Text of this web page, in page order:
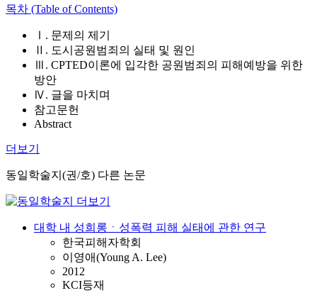
목차 (Table of Contents)
Ⅰ. 문제의 제기
Ⅱ. 도시공원범죄의 실태 및 원인
Ⅲ. CPTED이론에 입각한 공원범죄의 피해예방을 위한
방안
Ⅳ. 글을 마치며
참고문헌
Abstract
더보기
동일학술지(권/호) 다른 논문
대학 내 성희롱ㆍ성폭력 피해 실태에 관한 연구
한국피해자학회
이영애(Young A. Lee)
2012
KCI등재